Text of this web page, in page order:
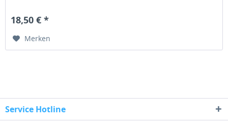
18,50 € *
Merken
Service Hotline